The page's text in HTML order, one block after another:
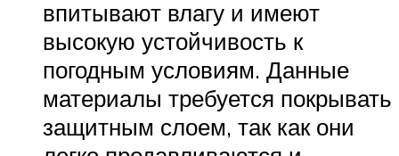
впитывают влагу и имеют
высокую устойчивость к
погодным условиям. Данные
материалы требуется покрывать
защитным слоем, так как они